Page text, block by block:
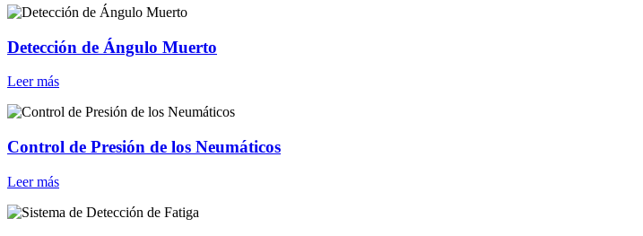
Detección de Ángulo Muerto
Leer más
Control de Presión de los Neumáticos
Leer más